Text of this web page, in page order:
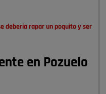
debería rapar un poquito y ser
en Pozuelo